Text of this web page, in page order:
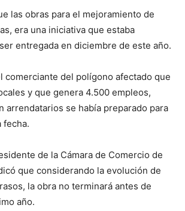
las obras para el mejoramiento de
era una iniciativa que estaba
entregada en diciembre de este año.
comerciante del polígono afectado que
y que genera 4.500 empleos,
arrendatarios se había preparado para
fecha.
de la Cámara de Comercio de
que considerando la evolución de
la obra no terminará antes de
año.